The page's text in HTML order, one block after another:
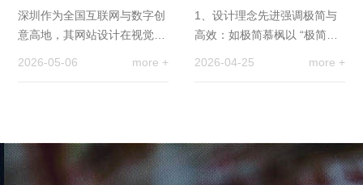
深圳作为全国互联网与数字创
意高地，其网站设计在视觉审
2026-05-06 more +
1、设计理念先进强调极简与
高效：如极简慕枫以 “极简设
2026-04-25 more +